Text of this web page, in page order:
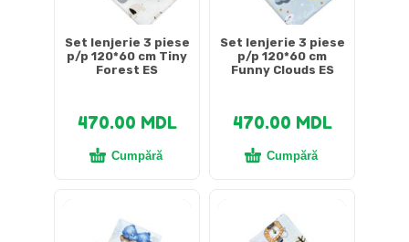
Set lenjerie 3 piese
p/p 120*60 cm Tiny
Forest ES
470.00 MDL
Cumpără
Set lenjerie 3 piese
p/p 120*60 cm
Funny Clouds ES
470.00 MDL
Cumpără